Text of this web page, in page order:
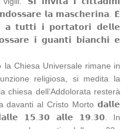
𝗹𝗮 𝗺𝗮𝘀𝗰𝗵𝗲𝗿𝗶𝗻𝗮. 𝗘̀
𝗮 𝘁𝘂𝘁𝘁𝗶 𝗶 𝗽𝗼𝗿𝘁𝗮𝘁𝗼𝗿𝗶 𝗱𝗲𝗹𝗹𝗲
𝗶 𝗴𝘂𝗮𝗻𝘁𝗶 𝗯𝗶𝗮𝗻𝗰𝗵𝗶 𝗲
Chiesa Universale rimane in
religiosa, si medita la
chiesa dell’Addolorata resterà
davanti al Cristo Morto 𝗱𝗮𝗹𝗹𝗲
𝟭𝟱.𝟯𝟬 𝗮𝗹𝗹𝗲 𝟭𝟵.𝟯𝟬. In